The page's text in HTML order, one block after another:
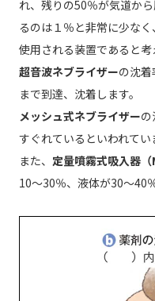
れ、残りの50％が気道か
るのは１％と非常に少な
使用される装置であると考
超音波ネブライザーの沈
まで到達、沈着します。
メッシュ式ネブライザー
すぐれているといわれてい
また、 定量噴霧式吸入器（
10～30％、液体が30～40